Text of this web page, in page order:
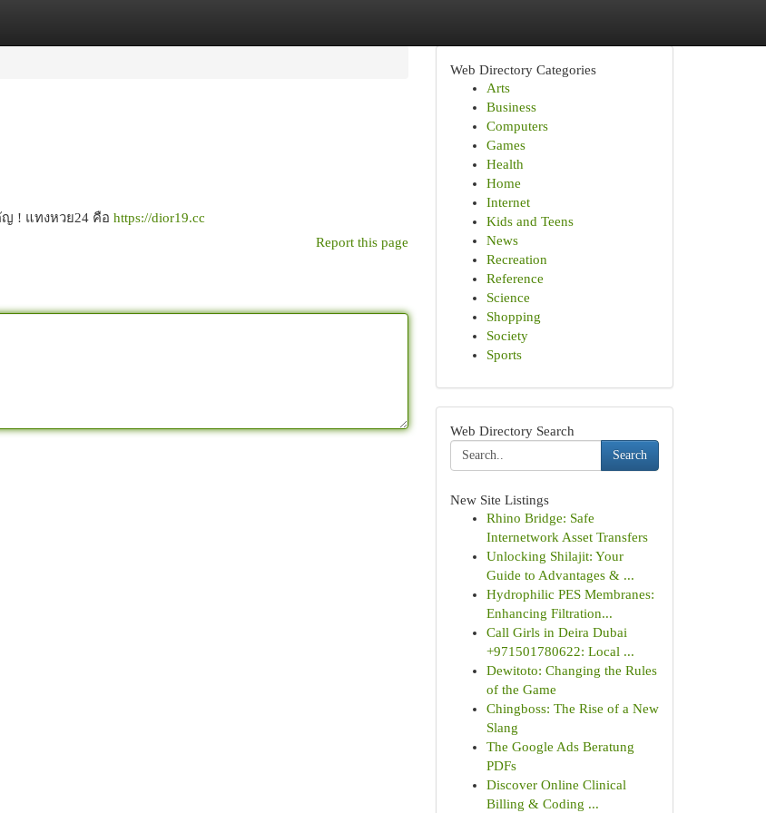
ญ ! แทงหวย24 คือ https://dior19.cc
Report this page
Web Directory Categories
Arts
Business
Computers
Games
Health
Home
Internet
Kids and Teens
News
Recreation
Reference
Science
Shopping
Society
Sports
Web Directory Search
Search
New Site Listings
Rhino Bridge: Safe
Internetwork Asset Transfers
Unlocking Shilajit: Your
Guide to Advantages & ...
Hydrophilic PES Membranes:
Enhancing Filtration...
Call Girls in Deira Dubai
+971501780622: Local ...
Dewitoto: Changing the Rules
of the Game
Chingboss: The Rise of a New
Slang
The Google Ads Beratung
PDFs
Discover Online Clinical
Billing & Coding ...